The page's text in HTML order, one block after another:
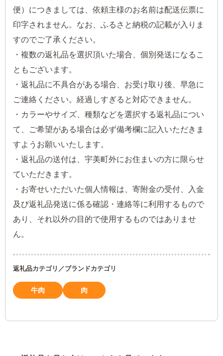
便）につきましては、依頼主様のお名前は配送伝票に
印字されません。なお、ふるさと納税の記載が入りま
すのでご了承ください。
・複数の返礼品を選択頂いた場合、個別発送になるこ
ともございます。
・返礼品に不具合がある場合、お受け取り後、早急に
ご連絡ください。経過しすぎると対応できません。
・カラーやサイズ、種類などを選択する返礼品につい
て、ご希望がある場合は必ず備考欄に記入いただきま
すようお願いいたします。
・返礼品の送付は、宇美町外にお住まいの方に限らせ
ていただきます。
・お寄せいただいた個人情報は、寄附金の受付、入金
及び返礼品発送に係る確認・連絡等に利用するもので
あり、それ以外の目的で使用するものではありませ
ん。
返礼品カテゴリ／ブランドカテゴリ
牛肉 肉